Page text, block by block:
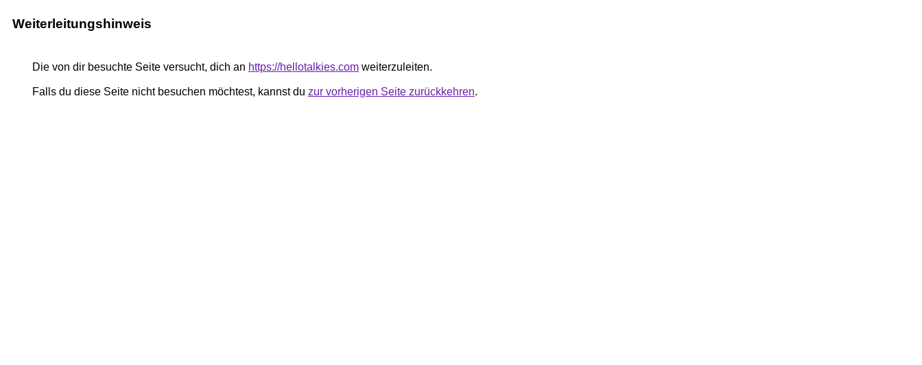
Weiterleitungshinweis
Die von dir besuchte Seite versucht, dich an https://hellotalkies.com weiterzuleiten.
Falls du diese Seite nicht besuchen möchtest, kannst du zur vorherigen Seite zurückkehren.